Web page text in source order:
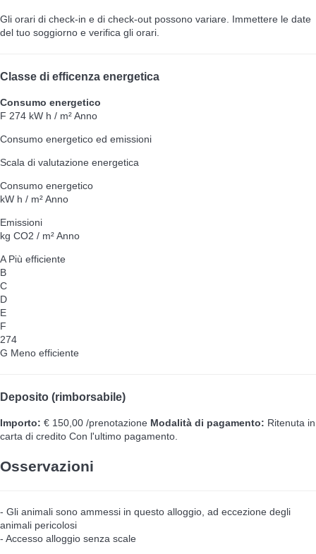
Gli orari di check-in e di check-out possono variare. Immettere le date
del tuo soggiorno e verifica gli orari.
Classe di efficenza energetica
Consumo energetico
F 274 kW h / m² Anno
Consumo energetico ed emissioni
Scala di valutazione energetica
Consumo energetico
kW h / m² Anno
Emissioni
kg CO2 / m² Anno
A Più efficiente
B
C
D
E
F
274
G Meno efficiente
Deposito (rimborsabile)
Importo: € 150,00 /prenotazione Modalità di pagamento: Ritenuta in
carta di credito Con l'ultimo pagamento.
Osservazioni
- Gli animali sono ammessi in questo alloggio, ad eccezione degli
animali pericolosi
- Accesso alloggio senza scale